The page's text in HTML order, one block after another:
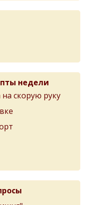
недели
скорую руку